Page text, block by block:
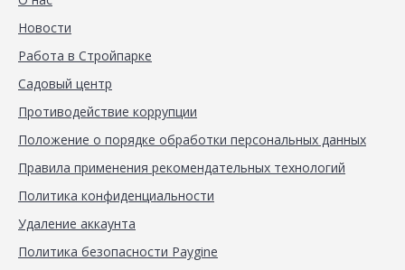
Новости
Работа в Стройпарке
Садовый центр
Противодействие коррупции
Положение о порядке обработки персональных данных
Правила применения рекомендательных технологий
Политика конфиденциальности
Удаление аккаунта
Политика безопасности Paygine